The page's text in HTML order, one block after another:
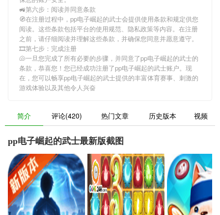
🚜第六步：阅读并同意条款
🧭在注册过程中， pp电子崛起的武士会提供使用条款和规定供您
阅读。这些条款包括平台的使用规范、隐私政策等内容。在注册
之前，请仔细阅读并理解这些条款，并确保您同意并愿意遵守。
🎞第七步：完成注册
🐚一旦您完成了所有必要的步骤，并同意了pp电子崛起的武士的
条款，恭喜您！您已经成功注册了pp电子崛起的武士账户。现
在，您可以畅享pp电子崛起的武士提供的丰富体育赛事、刺激的
游戏体验以及其他令人兴奋
简介 评论(420) 热门文章 历史版本 视频
pp电子崛起的武士最新版截图